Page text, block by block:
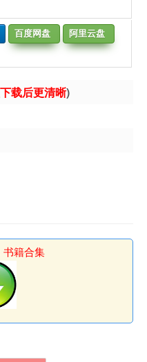
百度网盘
阿里云盘
载后更清晰)
书籍合集